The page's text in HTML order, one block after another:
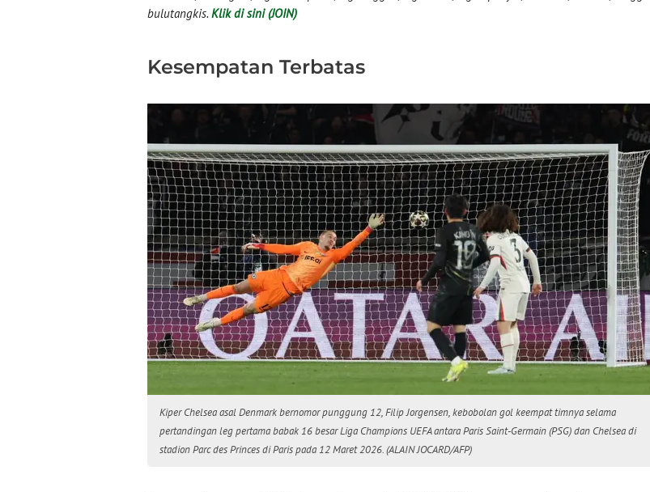
bulutangkis. Klik di sini (JOIN)
Kesempatan Terbatas
Kiper Chelsea asal Denmark bernomor punggung 12, Filip Jorgensen, kebobolan gol keempat timnya selama
pertandingan leg pertama babak 16 besar Liga Champions UEFA antara Paris Saint-Germain (PSG) dan Chelsea di
stadion Parc des Princes di Paris pada 12 Maret 2026. (ALAIN JOCARD/AFP)